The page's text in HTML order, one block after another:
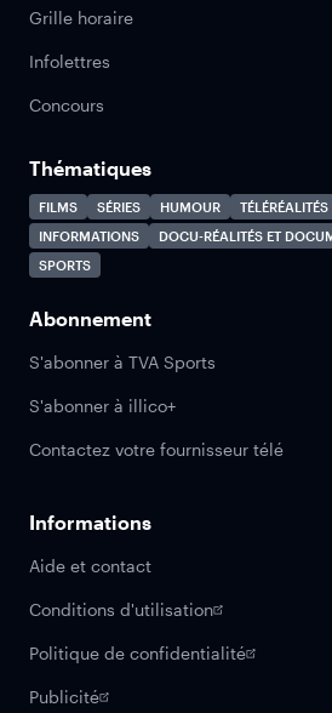
Grille horaire
Infolettres
Concours
Thématiques
FILMS SÉRIES HUMOUR
INFORMATIONS
DOCU-RÉALITÉS ET
SPORTS
Abonnement
S'abonner à TVA Sports
S'abonner à illico+
Contactez votre fournisseur télé
Informations
Aide et contact
Conditions d'utilisation
Politique de confidentialité
Publicité